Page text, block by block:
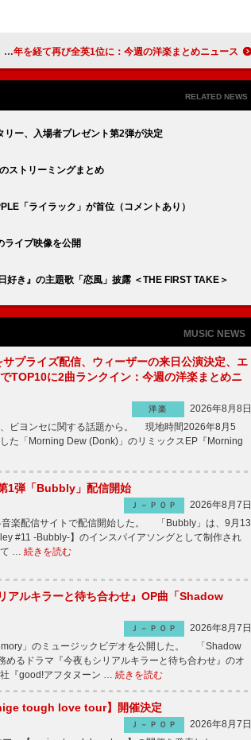
ガンズ・アンド・ローゼズ日本のみでリリース、首位最多アーティスト一覧、ピンク・フロイドが50年を経て再び全英1位に：今週の洋楽まとめニュース
RELATED NEWS
ー、入場者プレゼント第2弾が決定
ストリーミングまとめ
「ライラック」が首位（コメントあり）
イブ映像を公開
き』の主題歌「恋風」披露 ＜THE FIRST TAKE＞
MUSIC NEWS
プライズ配信、ウィーザーの来日公演決定、エ
TOP10に2曲ランクイン：今週の洋楽まとめニ
洋楽
2026年8月8日
ビヨンセに関する話題から。 現地時間2026年8月5
た「Morning Dew (Donk)」のリミックスEP『Morning
1弾「Bubbly」配信開始
Ｊ－ＰＯＰ
2026年8月7日
楽配信サイトで配信開始した。 「Bubbly」は、9月13
#11 -Bubbly-】のインスパイアソングとして制作され
て … 続きを読む
アルキラーと待ち合わせ』OP曲「Shadow
Ｊ－ＰＯＰ
2026年8月7日
」のミュージックビデオを公開した。 「Shadow
めるドラマ『今夜もシリアルキラーと待ち合わせ』のオ
『good!アフタヌーン … 続きを読む
tough love tour】開催決定
Ｊ－ＰＯＰ
2026年8月7日